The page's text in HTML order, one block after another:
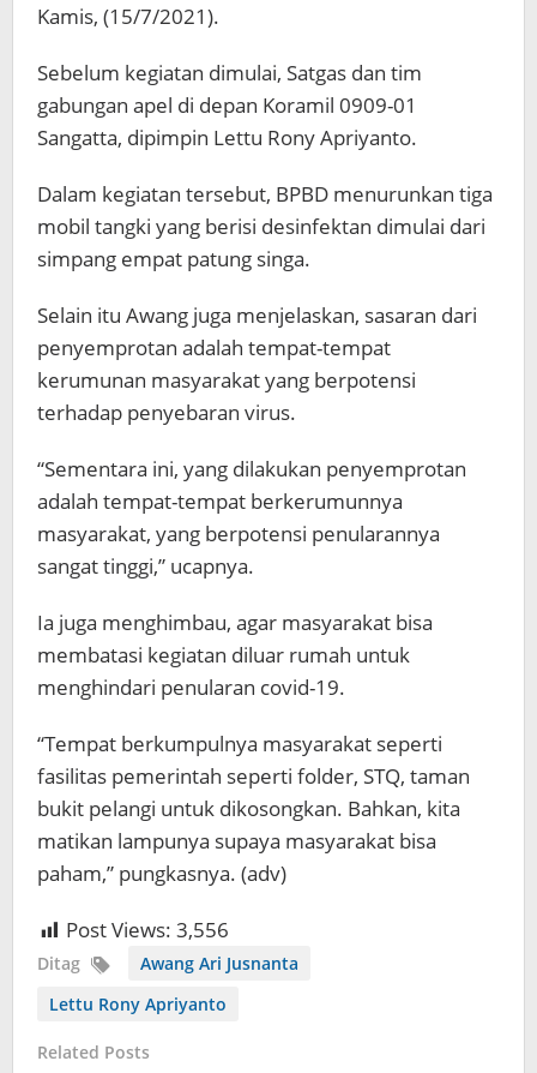
Kamis, (15/7/2021).
Sebelum kegiatan dimulai, Satgas dan tim
gabungan apel di depan Koramil 0909-01
Sangatta, dipimpin Lettu Rony Apriyanto.
Dalam kegiatan tersebut, BPBD menurunkan tiga
mobil tangki yang berisi desinfektan dimulai dari
simpang empat patung singa.
Selain itu Awang juga menjelaskan, sasaran dari
penyemprotan adalah tempat-tempat
kerumunan masyarakat yang berpotensi
terhadap penyebaran virus.
“Sementara ini, yang dilakukan penyemprotan
adalah tempat-tempat berkerumunnya
masyarakat, yang berpotensi penularannya
sangat tinggi,” ucapnya.
Ia juga menghimbau, agar masyarakat bisa
membatasi kegiatan diluar rumah untuk
menghindari penularan covid-19.
“Tempat berkumpulnya masyarakat seperti
fasilitas pemerintah seperti folder, STQ, taman
bukit pelangi untuk dikosongkan. Bahkan, kita
matikan lampunya supaya masyarakat bisa
paham,” pungkasnya. (adv)
Post Views: 3,556
Ditag
Awang Ari Jusnanta
Lettu Rony Apriyanto
Related Posts